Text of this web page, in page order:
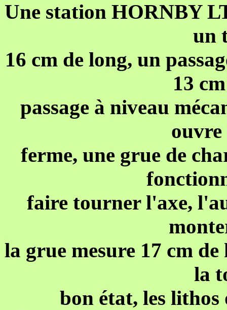
Une station HORNBY
un
16 cm de long, un
13
passage à niveau
ferme, une grue de
faire tourner l'axe,
la grue mesure 17 cm
la
bon état, les lithos